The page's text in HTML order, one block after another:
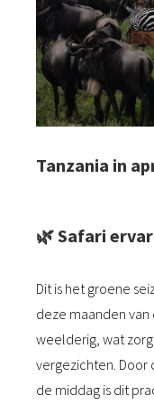
Tanzania in
🌿 Safari
Dit is het groene
deze maanden van
weelderig, wat
vergezichten. Door
de middag is dit